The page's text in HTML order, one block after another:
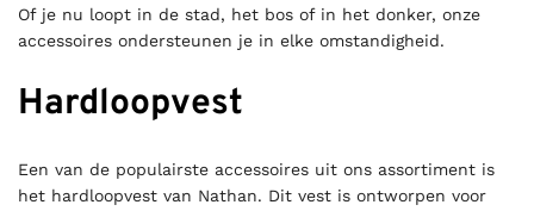
Of je nu loopt in de stad, het bos of in het donker, onze
accessoires ondersteunen je in elke omstandigheid.
Hardloopvest
Een van de populairste accessoires uit ons assortiment is
het hardloopvest van Nathan. Dit vest is ontworpen voor